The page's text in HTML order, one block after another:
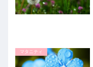
マタニティ